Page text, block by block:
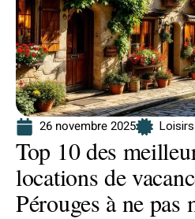
26 novembre 2025 Loisirs
Top 10 des
locations de
Pérouges à ne pas